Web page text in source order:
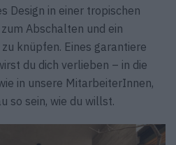
Design in einer tropischen
Abschalten und ein
knüpfen. Eines garantiere
du dich verlieben – in die
in unsere MitarbeiterInnen,
so sein, wie du willst.